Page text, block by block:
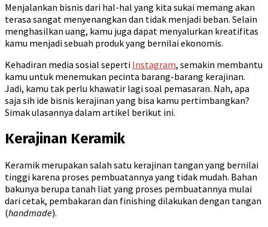
Menjalankan bisnis dari hal-hal yang kita sukai memang akan
terasa sangat menyenangkan dan tidak menjadi beban. Selain
menghasilkan uang, kamu juga dapat menyalurkan kreatifitas
kamu menjadi sebuah produk yang bernilai ekonomis.
Kehadiran media sosial seperti Instagram, semakin membantu
kamu untuk menemukan pecinta barang-barang kerajinan.
Jadi, kamu tak perlu khawatir lagi soal pemasaran. Nah, apa
saja sih ide bisnis kerajinan yang bisa kamu pertimbangkan?
Simak ulasannya dalam artikel berikut ini.
Kerajinan Keramik
Keramik merupakan salah satu kerajinan tangan yang bernilai
tinggi karena proses pembuatannya yang tidak mudah. Bahan
bakunya berupa tanah liat yang proses pembuatannya mulai
dari cetak, pembakaran dan finishing dilakukan dengan tangan
(handmade).